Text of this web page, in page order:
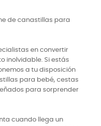
de canastillas para
en convertir
inolvidable. Si estás
a tu disposición
para bebé, cestas
para sorprender
cuando llega un